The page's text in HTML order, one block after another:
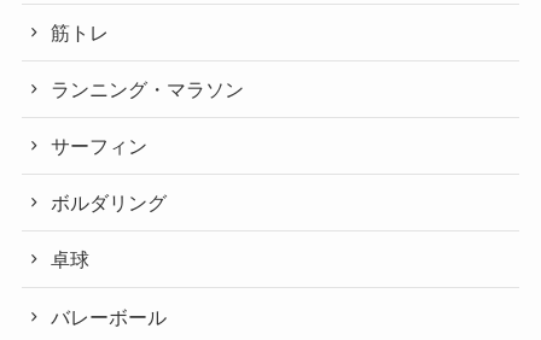
筋トレ
ランニング・マラソン
サーフィン
ボルダリング
卓球
バレーボール